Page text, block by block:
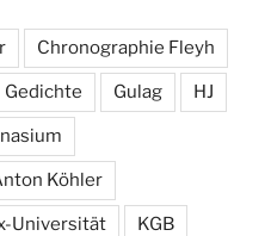
Chronographie Fleyh
Gedichte Gulag HJ
Köhler
Universität KGB